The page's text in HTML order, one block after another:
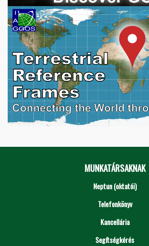
MUNKATÁRSAKNAK
Neptun (oktatói)
Telefonkönyv
Kancellária
Segítségkérés